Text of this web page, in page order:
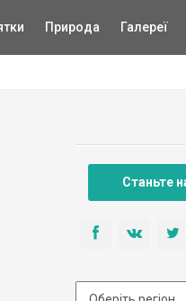
Природа Галереї
Станьте